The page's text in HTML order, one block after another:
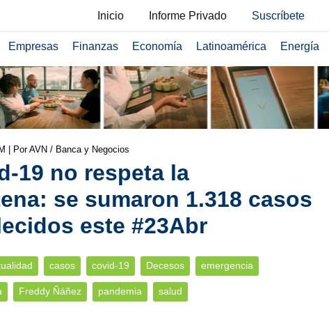
Inicio Informe Privado Suscríbete
Empresas Finanzas Economía Latinoamérica Energía
| Por AVN / Banca y Negocios
19 no respeta la
se sumaron 1.318 casos
este #23Abr
casos covid-19 Decesos emergencia
Freddy Ñáñez pandemia salud